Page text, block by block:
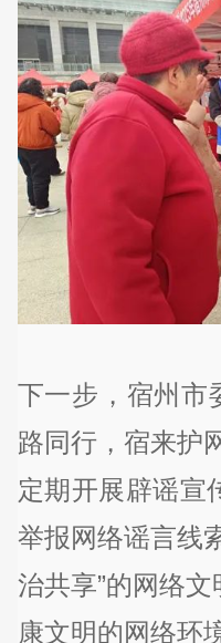
下一步，宿州市
路同行，宿来护
定期开展辟谣宣
举报网络谣言线
治共享”的网络
康文明的网络环